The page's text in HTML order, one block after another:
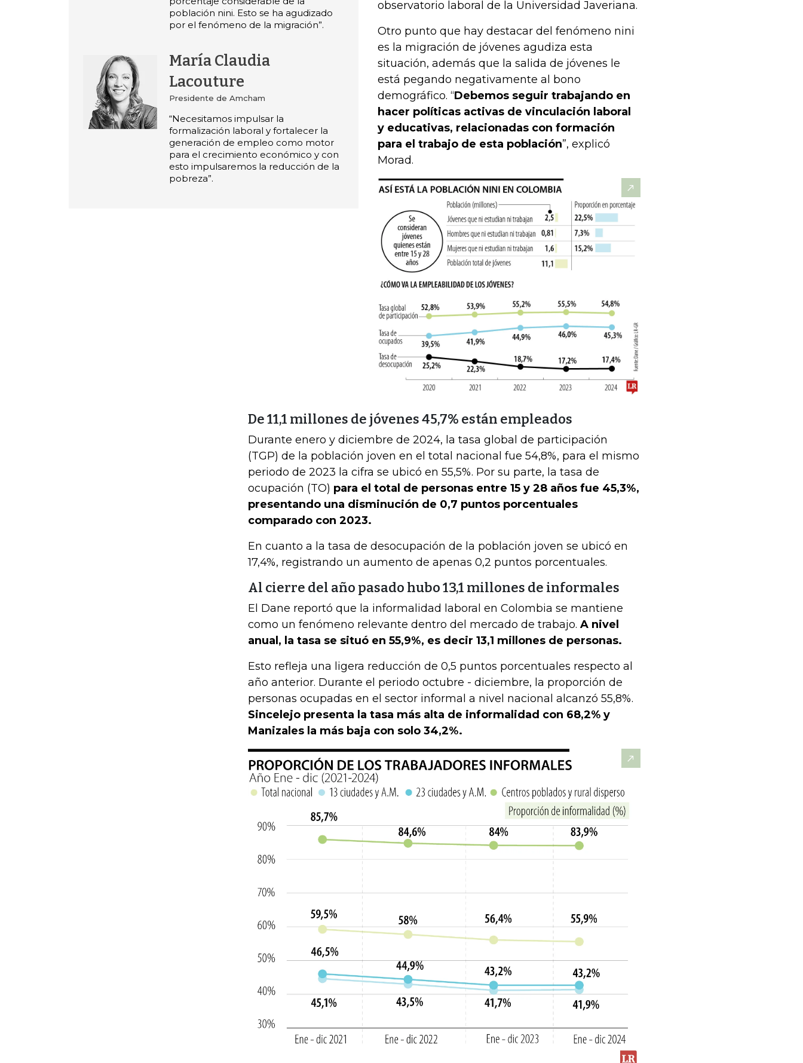
población nini. Esto se ha agudizado
por el fenómeno de la migración”.
María Claudia
Lacouture
Presidente de Amcham
“Necesitamos impulsar la
formalización laboral y fortalecer la
generación de empleo como motor
para el crecimiento económico y con
esto impulsaremos la reducción de la
pobreza”.
observatorio laboral de la Universidad Javeriana.
Otro punto que hay destacar del fenómeno nini
es la migración de jóvenes agudiza esta
situación, además que la salida de jóvenes le
está pegando negativamente al bono
demográfico. “Debemos seguir trabajando en
hacer políticas activas de vinculación laboral
y educativas, relacionadas con formación
para el trabajo de esta población”, explicó
Morad.
De 11,1 millones de jóvenes 45,7% están empleados
Durante enero y diciembre de 2024, la tasa global de participación
(TGP) de la población joven en el total nacional fue 54,8%, para el mismo
periodo de 2023 la cifra se ubicó en 55,5%. Por su parte, la tasa de
ocupación (TO) para el total de personas entre 15 y 28 años fue 45,3%,
presentando una disminución de 0,7 puntos porcentuales
comparado con 2023.
En cuanto a la tasa de desocupación de la población joven se ubicó en
17,4%, registrando un aumento de apenas 0,2 puntos porcentuales.
Al cierre del año pasado hubo 13,1 millones de informales
El Dane reportó que la informalidad laboral en Colombia se mantiene
como un fenómeno relevante dentro del mercado de trabajo. A nivel
anual, la tasa se situó en 55,9%, es decir 13,1 millones de personas.
Esto refleja una ligera reducción de 0,5 puntos porcentuales respecto al
año anterior. Durante el periodo octubre - diciembre, la proporción de
personas ocupadas en el sector informal a nivel nacional alcanzó 55,8%.
Sincelejo presenta la tasa más alta de informalidad con 68,2% y
Manizales la más baja con solo 34,2%.